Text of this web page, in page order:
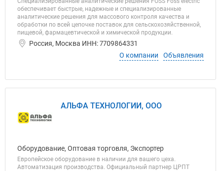
обеспечивает быстрые, надежные и специализированные
аналитические решения для массового контроля качества и
обработки по всей цепочке поставок для сельскохозяйственной,
пищевой, фармацевтической и химической продукции.
Россия, Москва ИНН: 7709864331
О компании
Объявления
АЛЬФА ТЕХНОЛОГИИ, ООО
Оборудование, Оптовая торговля, Экспортер
Европейское оборудование в наличии для вашего цеха.
Автоматизация производства. Официальный партнер ЦРПТ